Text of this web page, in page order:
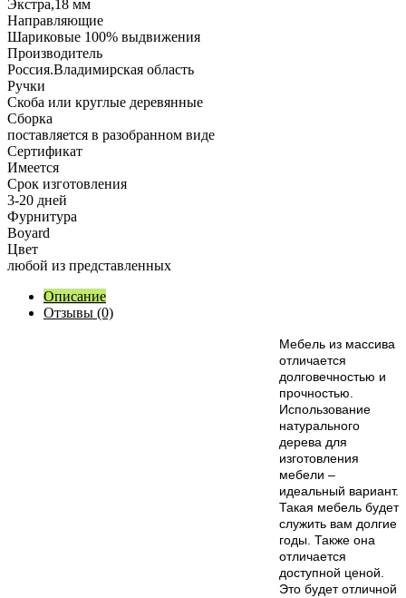
Экстра,18 мм
Направляющие
Шариковые 100% выдвижения
Производитель
Россия.Владимирская область
Ручки
Скоба или круглые деревянные
Сборка
поставляется в разобранном виде
Сертификат
Имеется
Срок изготовления
3-20 дней
Фурнитура
Boyard
Цвет
любой из представленных
Описание
Отзывы (0)
Мебель из массива
отличается
долговечностью и
прочностью.
Использование
натурального
дерева для
изготовления
мебели –
идеальный вариант.
Такая мебель будет
служить вам долгие
годы. Также она
отличается
доступной ценой.
Это будет отличной